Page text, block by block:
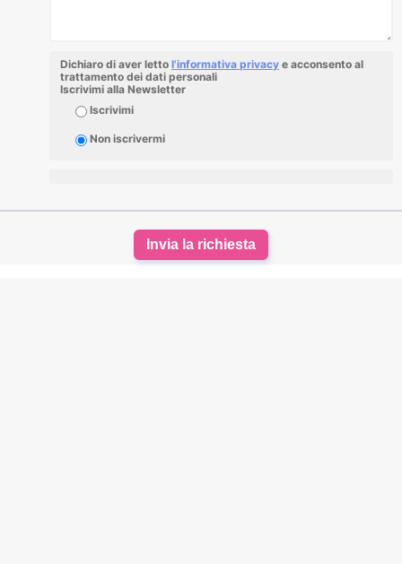
Dichiaro di aver letto l'informativa privacy e acconsento al
trattamento dei dati personali
Iscrivimi alla Newsletter
Iscrivimi
Non iscrivermi
Invia la richiesta